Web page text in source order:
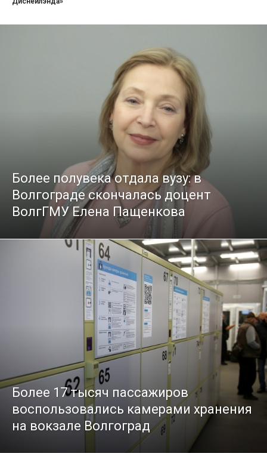
Более полувека отдала вузу: в
Волгограде скончалась доцент
ВолгГМУ Елена Пащенкова
Более 17 тысяч пассажиров
воспользовались камерами хранения
на вокзале Волгоград